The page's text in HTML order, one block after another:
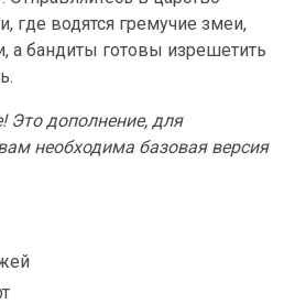
где водятся гремучие змеи,
а бандиты готовы изрешетить
Это дополнение, для
необходима базовая версия